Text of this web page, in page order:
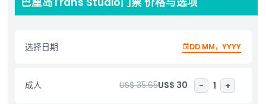
食和国际佳肴，或在纪念品商店选购独家Trans Studio巴厘岛商
品。其位于库塔市中心的位置，方便您将游园体验与海滩时光、
合家庭、团体和寻求刺激的游客，您的门票还包括便捷的现场停车、
婴儿推车租赁和全面无障碍轮椅通行。无论您是追逐肾上腺素，还是
您带来一场融合刺激、文化与娱乐于一体的难忘体验。立即锁定您的
门票，开启巴厘岛终极室内游乐体验。
选择日期 DD MM，YYYY
成人 US$ 35.65US$ 30 - 1 +